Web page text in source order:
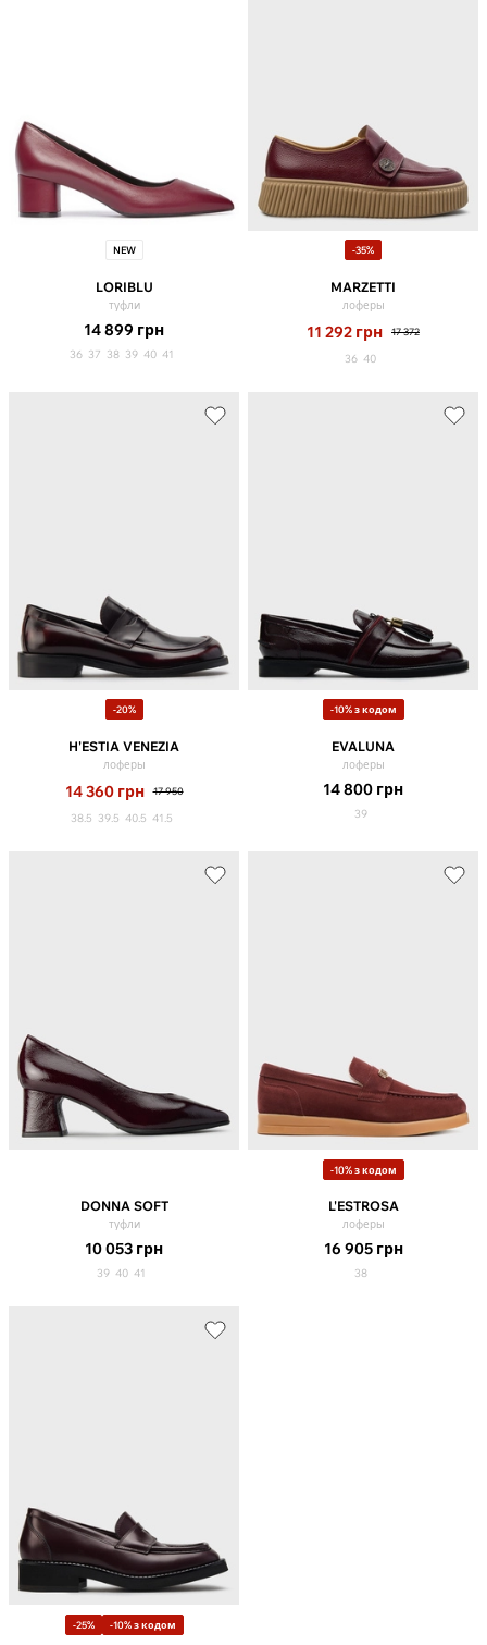
NEW
LORIBLU
туфли
14 899 грн
36 37 38 39 40 41
-35%
MARZETTI
лоферы
11 292 грн 17 372
36 40
-20%
H'ESTIA VENEZIA
лоферы
14 360 грн 17 950
38.5 39.5 40.5 41.5
-10% з кодом
EVALUNA
лоферы
14 800 грн
39
DONNA SOFT
туфли
10 053 грн
39 40 41
-10% з кодом
L'ESTROSA
лоферы
16 905 грн
38
-25% -10% з кодом